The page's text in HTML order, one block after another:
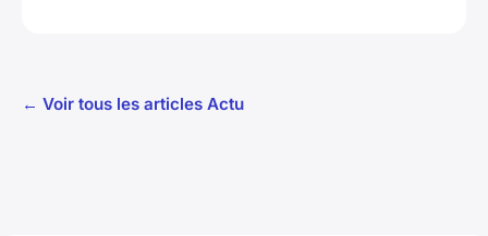
← Voir tous les articles Actu